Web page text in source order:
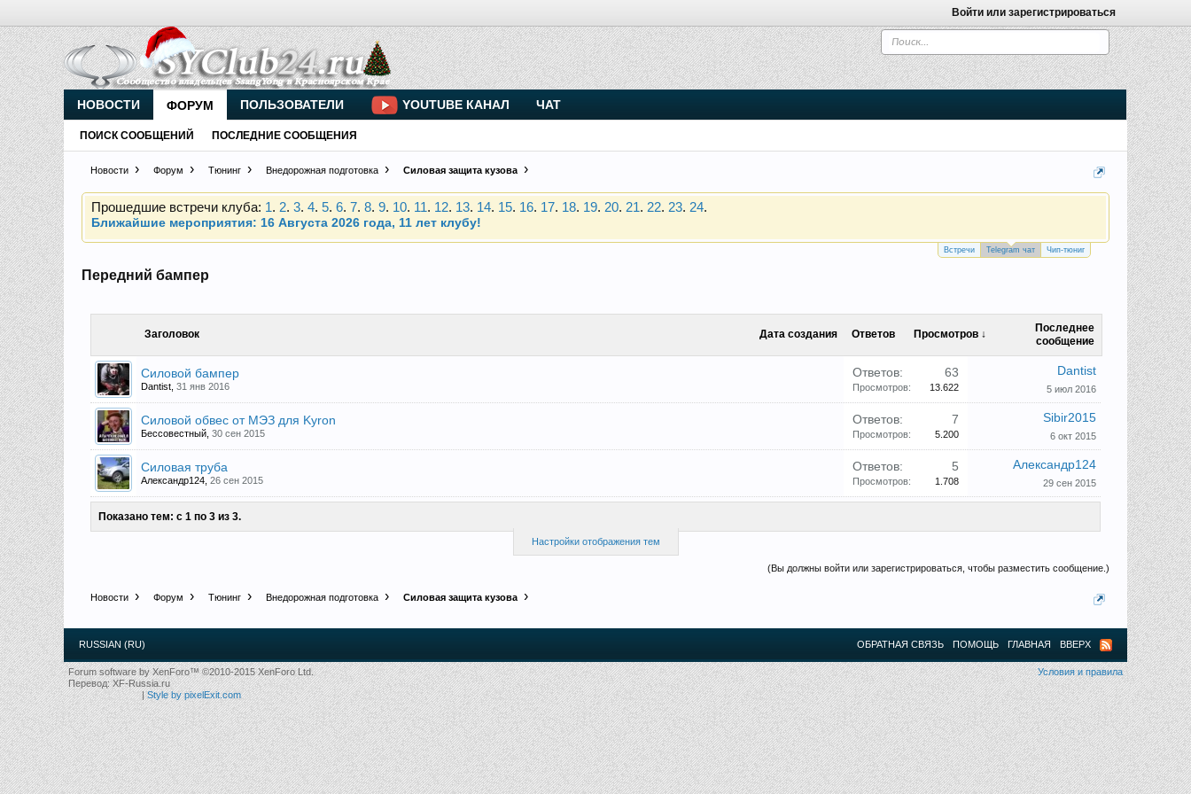
Войти или зарегистрироваться
Новости Форум Тюнинг Внедорожная подготовка Силовая защита кузова
Внимание, новые участники нашего клуба!
Основное общение происходит вTelegram-чате. Присоединяйтесь.
Чип-тюнинг (прошивка) дизелей от Vahmurka
Прошедшие встречи клуба: 1.2.3.4.5.6.7.8. 9. 10.11.12.13.14.15. 16
Внимание, новые участники нашего клуба!
Основное общение происходит вTelegram-чате. Присоединяйтесь.
Прошедшие встречи клуба:1.2.3.4.5.6.7.8.9.10.11.12.13.14.15.16.17.18.19.20.21.22.23.24.
Ближайшие мероприятия: 16 Августа 2026 года, 11 лет клубу!
Встречи Telegram чат Чип-тюниг
Передний бампер
Заголовок Дата создания Ответов Просмотров ↓
Последнее
сообщение
Силовой бампер
Dantist 31 янв 2016
Ответов: 63
Просмотров: 13.622
Dantist
5 июл 2016
Силовой обвес от МЭЗ для Kyron
Бессовестный 30 сен 2015
Ответов: 7
Просмотров: 5.200
Sibir2015
6 окт 2015
Силовая труба
Александр124 26 сен 2015
Ответов: 5
Просмотров: 1.708
Александр124
29 сен 2015
Показано тем: с 1 по 3 из 3.
Настройки отображения тем
(Вы должны войти или зарегистрироваться, чтобы разместить сообщение.)
Новости Форум Тюнинг Внедорожная подготовка Силовая защита кузова
НОВОСТИ ФОРУМ
ПОИСК СООБЩЕНИЙ ПОСЛЕДНИЕ СООБЩЕНИЯ
ПОЛЬЗОВАТЕЛИ YOUTUBE КАНАЛ ЧАТ
RUSSIAN (RU) ОБРАТНАЯ СВЯЗЬ ПОМОЩЬ ГЛАВНАЯ ВВЕРХ
Условия и правила
Forum software by XenForo™©2010-2015 XenForo Ltd.
Перевод:XF-Russia.ru
|Style by pixelExit.com